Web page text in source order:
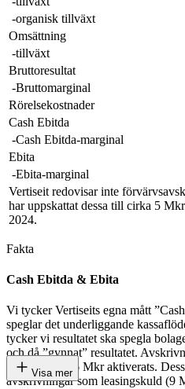
-organisk tillväxt
Omsättning
-tillväxt
Bruttoresultat
-Bruttomarginal
Rörelsekostnader
Cash Ebitda
-Cash Ebitda-marginal
Ebita
-Ebita-marginal
Vertiseit redovisar inte
har uppskattat dessa till cirka 5
2024.
Fakta
Cash Ebitda & Ebita
Vi tycker Vertiseits egna mått
speglar det underliggande
tycker vi resultatet ska spegla
och då ”gynnat” resultatet.
Mkr medan 16 Mkr aktiverats.
avskrivningar som leasingskuld (9
Visa mer